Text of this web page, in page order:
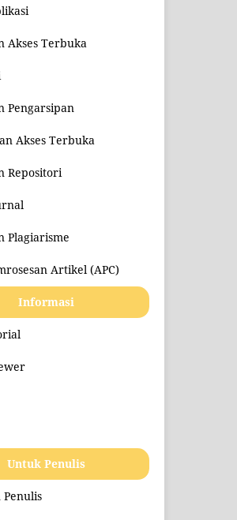
Akses Terbuka
Pengarsipan
Akses Terbuka
Repositori
Plagiarisme
Artikel (APC)
Informasi
Untuk Penulis
Penulis